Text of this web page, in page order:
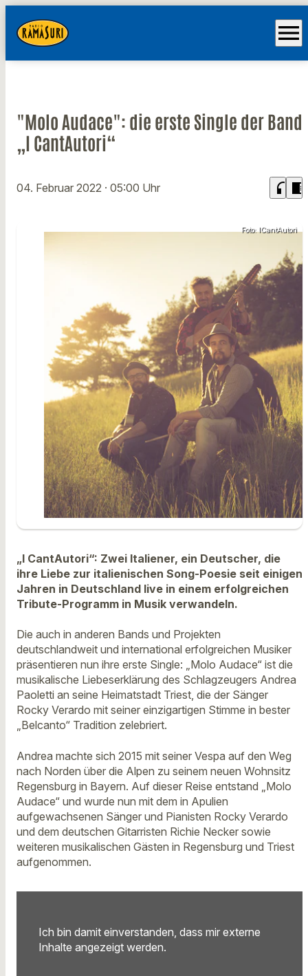
menu
"Molo Audace": die erste Single der Band
„I CantAutori“
04. Februar 2022 · 05:00 Uhr headphones chrome_reader_mode
Foto: ICantAutori
„I CantAutori“: Zwei Italiener, ein Deutscher, die
ihre Liebe zur italienischen Song-Poesie seit einigen
Jahren in Deutschland live in einem erfolgreichen
Tribute-Programm in Musik verwandeln.
Die auch in anderen Bands und Projekten
deutschlandweit und international erfolgreichen Musiker
präsentieren nun ihre erste Single: „Molo Audace“ ist die
musikalische Liebeserklärung des Schlagzeugers Andrea
Paoletti an seine Heimatstadt Triest, die der Sänger
Rocky Verardo mit seiner einzigartigen Stimme in bester
„Belcanto“ Tradition zelebriert.
Andrea machte sich 2015 mit seiner Vespa auf den Weg
nach Norden über die Alpen zu seinem neuen Wohnsitz
Regensburg in Bayern. Auf dieser Reise entstand „Molo
Audace“ und wurde nun mit dem in Apulien
aufgewachsenen Sänger und Pianisten Rocky Verardo
und dem deutschen Gitarristen Richie Necker sowie
weiteren musikalischen Gästen in Regensburg und Triest
aufgenommen.
Ich bin damit einverstanden, dass mir externe
Inhalte angezeigt werden.